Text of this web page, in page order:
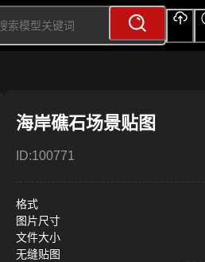
海岸礁石场景贴图
ID:100771
格式
图片尺寸
文件大小
无缝贴图